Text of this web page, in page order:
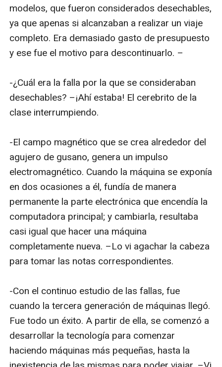
modelos, que fueron considerados desechables,
ya que apenas si alcanzaban a realizar un viaje
completo. Era demasiado gasto de presupuesto
y ese fue el motivo para descontinuarlo. –
-¿Cuál era la falla por la que se consideraban
desechables? –¡Ahí estaba! El cerebrito de la
clase interrumpiendo.
-El campo magnético que se crea alrededor del
agujero de gusano, genera un impulso
electromagnético. Cuando la máquina se exponía
en dos ocasiones a él, fundía de manera
permanente la parte electrónica que encendía la
computadora principal; y cambiarla, resultaba
casi igual que hacer una máquina
completamente nueva. –Lo vi agachar la cabeza
para tomar las notas correspondientes.
-Con el continuo estudio de las fallas, fue
cuando la tercera generación de máquinas llegó.
Fue todo un éxito. A partir de ella, se comenzó a
desarrollar la tecnología para comenzar
haciendo máquinas más pequeñas, hasta la